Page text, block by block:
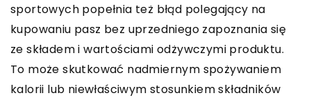
sportowych popełnia też błąd polegający na
kupowaniu pasz bez uprzedniego zapoznania się
ze składem i wartościami odżywczymi produktu.
To może skutkować nadmiernym spożywaniem
kalorii lub niewłaściwym stosunkiem składników